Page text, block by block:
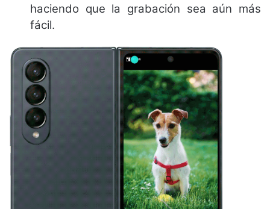
haciendo que la grabación sea aún más
fácil.